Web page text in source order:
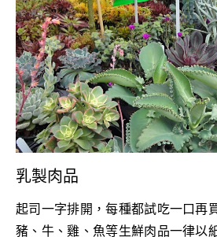
乳製肉品
起司一字排開，每種都試吃一口再
豬、牛、雞、魚等生鮮肉品一律以